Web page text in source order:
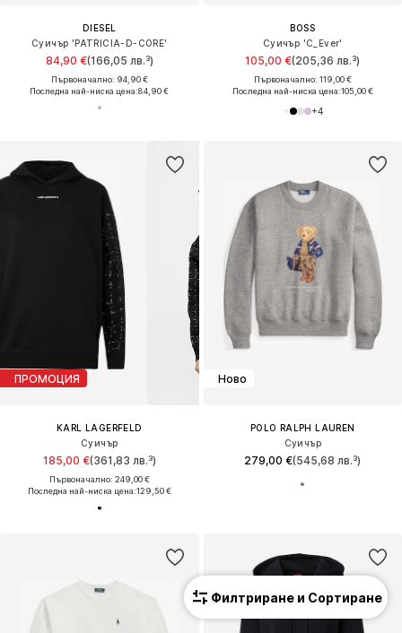
DIESEL
Суичър 'PATRICIA-D-CORE'
84,90 €(166,05 лв.³)
Първоначално: 94,90 €
Последна най-ниска цена:84,90 €
BOSS
Суичър 'C_Ever'
105,00 €(205,36 лв.³)
Първоначално: 119,00 €
Последна най-ниска цена:105,00 €
+4
ПРОМОЦИЯ
KARL LAGERFELD
Суичър
185,00 €(361,83 лв.³)
Първоначално: 249,00 €
Последна най-ниска цена:129,50 €
Ново
POLO RALPH LAUREN
Суичър
279,00 €(545,68 лв.³)
Филтриране и Сортиране